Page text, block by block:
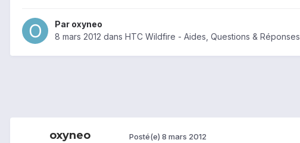
Par oxyneo
8 mars 2012 dans HTC Wildfire - Aides, Questions & Réponses
oxyneo Posté(e) 8 mars 2012